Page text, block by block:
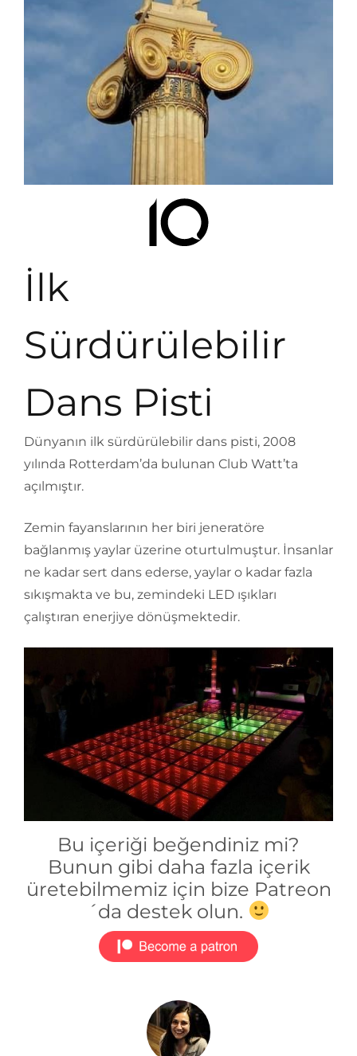
İlk
Sürdürülebilir
Dans Pisti
Dünyanın ilk sürdürülebilir dans pisti, 2008
yılında Rotterdam’da bulunan Club Watt’ta
açılmıştır.
Zemin fayanslarının her biri jeneratöre
bağlanmış yaylar üzerine oturtulmuştur. İnsanlar
ne kadar sert dans ederse, yaylar o kadar fazla
sıkışmakta ve bu, zemindeki LED ışıkları
çalıştıran enerjiye dönüşmektedir.
Bu içeriği beğendiniz mi?
Bunun gibi daha fazla içerik
üretebilmemiz için bize Patreon
´da destek olun.